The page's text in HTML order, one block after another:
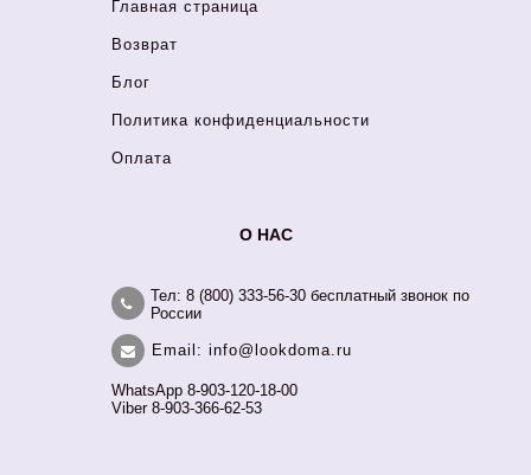
Главная страница
Возврат
Блог
Политика конфиденциальности
Оплата
О НАС
Тел: 8 (800) 333-56-30 бесплатный звонок по
России
Email: info@lookdoma.ru
WhatsApp 8-903-120-18-00
Viber 8-903-366-62-53